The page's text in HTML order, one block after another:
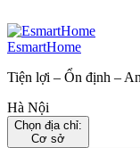
EsmartHome
Tiện lợi – Ổn định –
Hà Nội
Chọn địa chỉ:
Cơ sở